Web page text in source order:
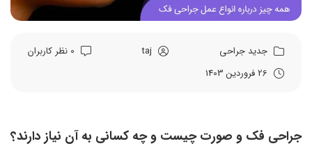
جدید جراحی taj
جراحی فک و صورت چیست و چه کسانی به آن نیاز دارند؟